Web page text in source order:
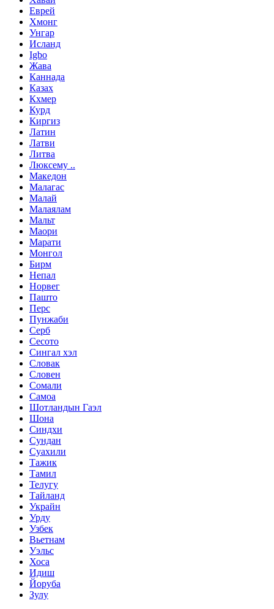
Еврей
Хмонг
Унгар
Исланд
Igbo
Жава
Каннада
Казах
Кхмер
Курд
Киргиз
Латин
Латви
Литва
Люксему ..
Македон
Малагас
Малай
Малаялам
Мальт
Маори
Марати
Монгол
Бирм
Непал
Норвег
Пашто
Перс
Пунжаби
Серб
Сесото
Сингал хэл
Словак
Словен
Сомали
Самоа
Шотландын Гаэл
Шона
Синдхи
Сундан
Суахили
Тажик
Тамил
Телугу
Тайланд
Украйн
Урду
Узбек
Вьетнам
Уэльс
Хоса
Идиш
Йоруба
Зулу